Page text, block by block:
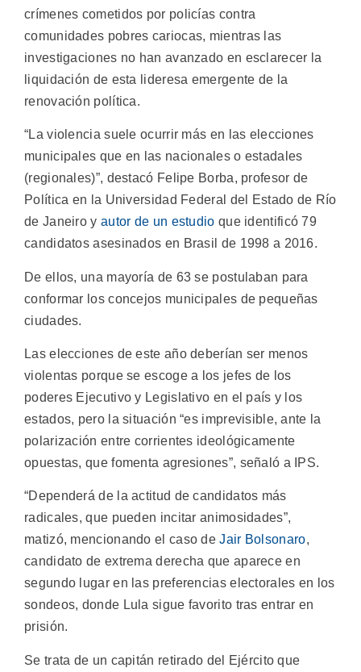
crímenes cometidos por policías contra
comunidades pobres cariocas, mientras las
investigaciones no han avanzado en esclarecer la
liquidación de esta lideresa emergente de la
renovación política.
“La violencia suele ocurrir más en las elecciones
municipales que en las nacionales o estadales
(regionales)”, destacó Felipe Borba, profesor de
Política en la Universidad Federal del Estado de Río
de Janeiro y autor de un estudio que identificó 79
candidatos asesinados en Brasil de 1998 a 2016.
De ellos, una mayoría de 63 se postulaban para
conformar los concejos municipales de pequeñas
ciudades.
Las elecciones de este año deberían ser menos
violentas porque se escoge a los jefes de los
poderes Ejecutivo y Legislativo en el país y los
estados, pero la situación “es imprevisible, ante la
polarización entre corrientes ideológicamente
opuestas, que fomenta agresiones”, señaló a IPS.
“Dependerá de la actitud de candidatos más
radicales, que pueden incitar animosidades”,
matizó, mencionando el caso deJair Bolsonaro,
candidato de extrema derecha que aparece en
segundo lugar en las preferencias electorales en los
sondeos, donde Lula sigue favorito tras entrar en
prisión.
Se trata de un capitán retirado del Ejército que